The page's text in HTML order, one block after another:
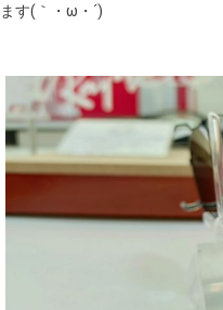
ます(｀・ω・´)